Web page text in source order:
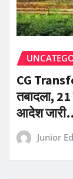
CG
तबादला, 21
आदेश
Junior